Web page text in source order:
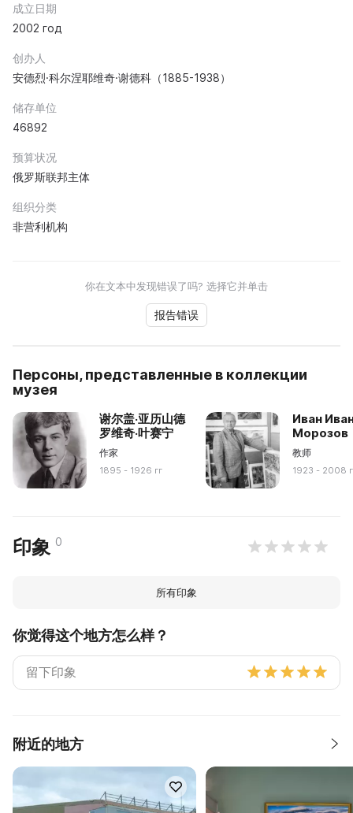
成立日期
2002 год
创办人
安德烈·科尔涅耶维奇·谢德科（1885-1938）
储存单位
46892
预算状况
俄罗斯联邦主体
组织分类
非营利机构
你在文本中发现错误了吗? 选择它并单击
报告错误
Персоны, представленные в коллекции
музея
谢尔盖·亚历山德
罗维奇·叶赛宁
作家
1895 - 1926 гг
Иван
Морозов
教师
1923 - 2008
印象 0
所有印象
你觉得这个地方怎么样？
附近的地方